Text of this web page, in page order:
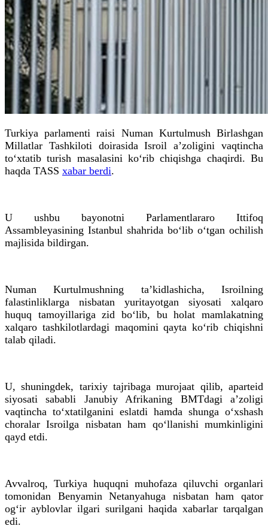
Turkiya parlamenti raisi Numan Kurtulmush Birlashgan
Millatlar Tashkiloti doirasida Isroil a’zoligini vaqtincha
to‘xtatib turish masalasini ko‘rib chiqishga chaqirdi. Bu
haqda TASS xabar berdi.
U ushbu bayonotni Parlamentlararo Ittifoq
Assambleyasining Istanbul shahrida bo‘lib o‘tgan ochilish
majlisida bildirgan.
Numan Kurtulmushning ta’kidlashicha, Isroilning
falastinliklarga nisbatan yuritayotgan siyosati xalqaro
huquq tamoyillariga zid bo‘lib, bu holat mamlakatning
xalqaro tashkilotlardagi maqomini qayta ko‘rib chiqishni
talab qiladi.
U, shuningdek, tarixiy tajribaga murojaat qilib, aparteid
siyosati sababli Janubiy Afrikaning BMTdagi a’zoligi
vaqtincha to‘xtatilganini eslatdi hamda shunga o‘xshash
choralar Isroilga nisbatan ham qo‘llanishi mumkinligini
qayd etdi.
Avvalroq, Turkiya huquqni muhofaza qiluvchi organlari
tomonidan Benyamin Netanyahuga nisbatan ham qator
og‘ir ayblovlar ilgari surilgani haqida xabarlar tarqalgan
edi.